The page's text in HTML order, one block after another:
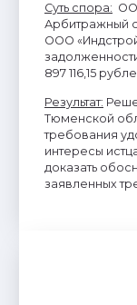
Суть спора:
Арбитражный
ООО
897 116,15
Результат:
Тюменской
требования
интересы
доказать
заявленных